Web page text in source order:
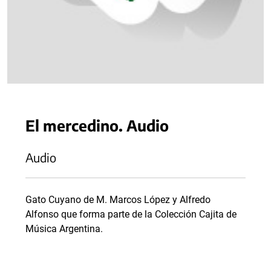
El mercedino. Audio
Audio
Gato Cuyano de M. Marcos López y Alfredo
Alfonso que forma parte de la Colección Cajita de
Música Argentina.